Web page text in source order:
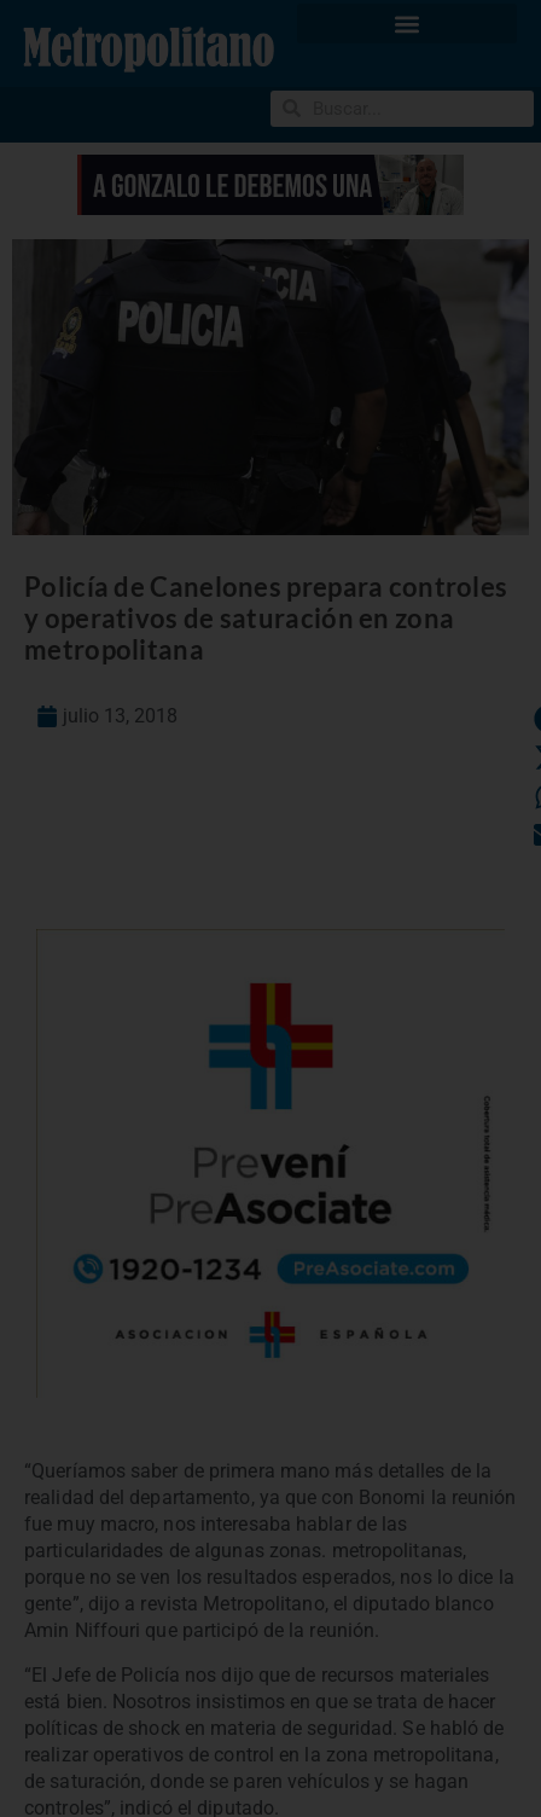
Policía de Canelones prepara controles
y operativos de saturación en zona
metropolitana
julio 13, 2018
“Queríamos saber de primera mano más detalles de la
realidad del departamento, ya que con Bonomi la reunión
fue muy macro, nos interesaba hablar de las
particularidades de algunas zonas. metropolitanas,
porque no se ven los resultados esperados, nos lo dice la
gente”, dijo a revista Metropolitano, el diputado blanco
Amin Niffouri que participó de la reunión.
“El Jefe de Policía nos dijo que de recursos materiales
está bien. Nosotros insistimos en que se trata de hacer
políticas de shock en materia de seguridad. Se habló de
realizar operativos de control en la zona metropolitana,
de saturación, donde se paren vehículos y se hagan
controles”, indicó el diputado.